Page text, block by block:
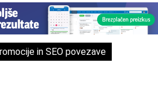
in SEO povezave